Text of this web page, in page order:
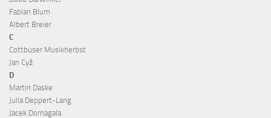
Fabian Blum
Albert Breier
C
Cottbuser Musikherbst
Jan Cyž
D
Martin Daske
Julia Deppert-Lang
Jacek Domagala